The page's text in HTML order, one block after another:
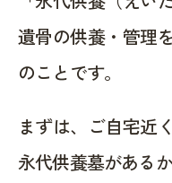
遺骨の供養・管理
のことです。
まずは、ご自宅近
永代供養墓がある